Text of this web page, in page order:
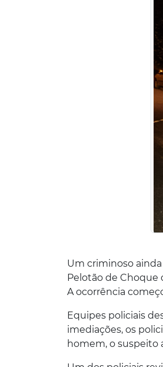
Um criminoso
Pelotão de Choque
A ocorrência
Equipes policiais
imediações, os
homem, o suspeito